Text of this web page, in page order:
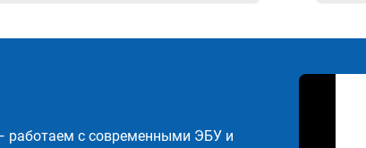
работаем с современными ЭБУ и